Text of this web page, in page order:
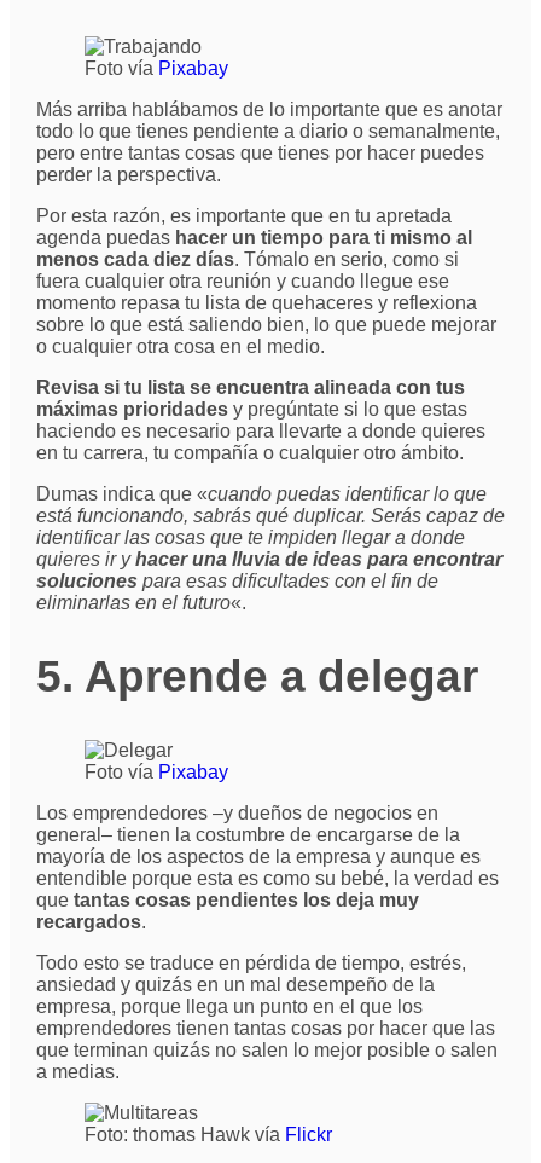
Foto vía Pixabay
Más arriba hablábamos de lo importante que es anotar
todo lo que tienes pendiente a diario o semanalmente,
pero entre tantas cosas que tienes por hacer puedes
perder la perspectiva.
Por esta razón, es importante que en tu apretada
agenda puedas hacer un tiempo para ti mismo al
menos cada diez días. Tómalo en serio, como si
fuera cualquier otra reunión y cuando llegue ese
momento repasa tu lista de quehaceres y reflexiona
sobre lo que está saliendo bien, lo que puede mejorar
o cualquier otra cosa en el medio.
Revisa si tu lista se encuentra alineada con tus
máximas prioridadesy pregúntate si lo que estas
haciendo es necesario para llevarte a donde quieres
en tu carrera, tu compañía o cualquier otro ámbito.
Dumas indica que «cuando puedas identificar lo que
está funcionando, sabrás qué duplicar. Serás capaz de
identificar las cosas que te impiden llegar a donde
quieres ir yhacer una lluvia de ideas para encontrar
soluciones para esas dificultades con el fin de
eliminarlas en el futuro«.
5. Aprende a delegar
Foto vía Pixabay
Los emprendedores –y dueños de negocios en
general– tienen la costumbre de encargarse de la
mayoría de los aspectos de la empresa y aunque es
entendible porque esta es como su bebé, la verdad es
que tantas cosas pendientes los deja muy
recargados.
Todo esto se traduce en pérdida de tiempo, estrés,
ansiedad y quizás en un mal desempeño de la
empresa, porque llega un punto en el que los
emprendedores tienen tantas cosas por hacer que las
que terminan quizás no salen lo mejor posible o salen
a medias.
Foto: thomas Hawk vía Flickr